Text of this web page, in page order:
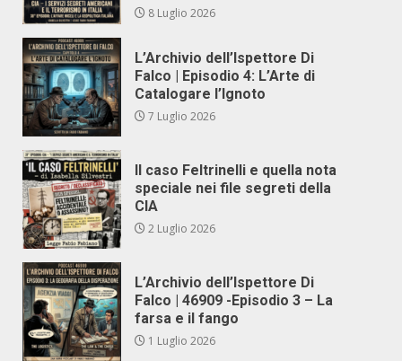
8 Luglio 2026
L’Archivio dell’Ispettore Di
Falco | Episodio 4: L’Arte di
Catalogare l’Ignoto
7 Luglio 2026
Il caso Feltrinelli e quella nota
speciale nei file segreti della
CIA
2 Luglio 2026
L’Archivio dell’Ispettore Di
Falco | 46909 -Episodio 3 – La
farsa e il fango
1 Luglio 2026